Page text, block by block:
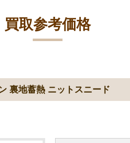
買取参考価格
裏地蓄熱 ニットスニード